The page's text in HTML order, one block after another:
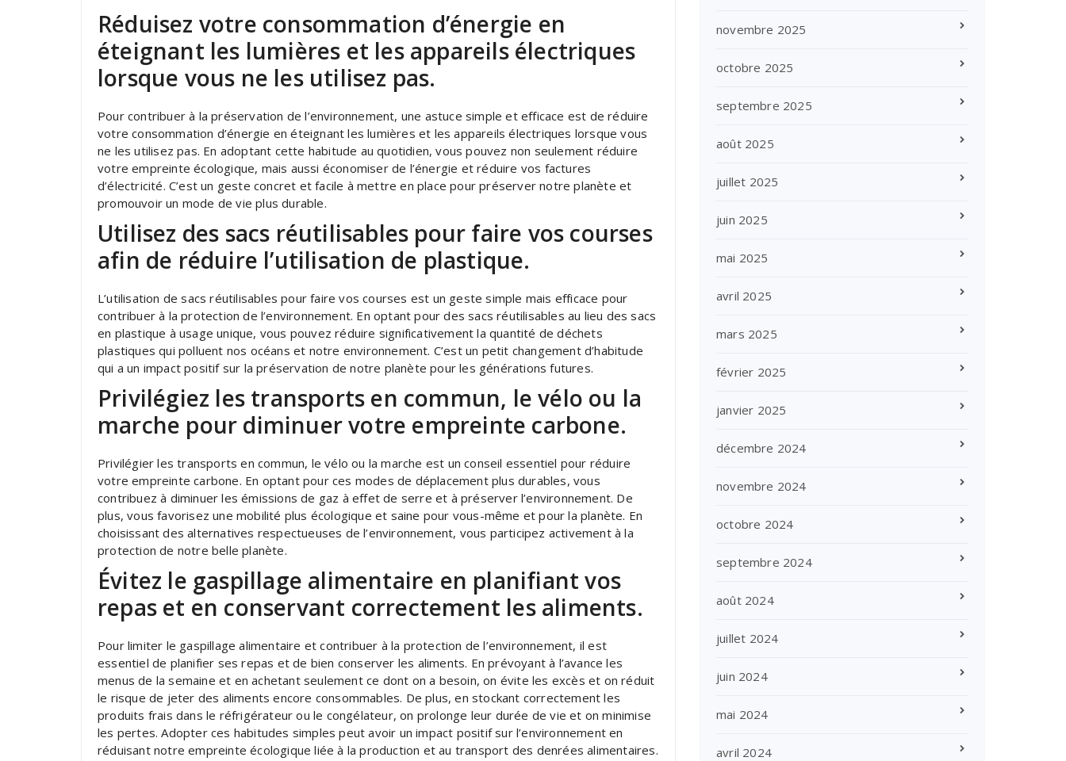
Réduisez votre consommation d’énergie en
éteignant les lumières et les appareils électriques
lorsque vous ne les utilisez pas.
Pour contribuer à la préservation de l’environnement, une astuce simple et efficace est de réduire
votre consommation d’énergie en éteignant les lumières et les appareils électriques lorsque vous
ne les utilisez pas. En adoptant cette habitude au quotidien, vous pouvez non seulement réduire
votre empreinte écologique, mais aussi économiser de l’énergie et réduire vos factures
d’électricité. C’est un geste concret et facile à mettre en place pour préserver notre planète et
promouvoir un mode de vie plus durable.
Utilisez des sacs réutilisables pour faire vos courses
afin de réduire l’utilisation de plastique.
L’utilisation de sacs réutilisables pour faire vos courses est un geste simple mais efficace pour
contribuer à la protection de l’environnement. En optant pour des sacs réutilisables au lieu des sacs
en plastique à usage unique, vous pouvez réduire significativement la quantité de déchets
plastiques qui polluent nos océans et notre environnement. C’est un petit changement d’habitude
qui a un impact positif sur la préservation de notre planète pour les générations futures.
Privilégiez les transports en commun, le vélo ou la
marche pour diminuer votre empreinte carbone.
Privilégier les transports en commun, le vélo ou la marche est un conseil essentiel pour réduire
votre empreinte carbone. En optant pour ces modes de déplacement plus durables, vous
contribuez à diminuer les émissions de gaz à effet de serre et à préserver l’environnement. De
plus, vous favorisez une mobilité plus écologique et saine pour vous-même et pour la planète. En
choisissant des alternatives respectueuses de l’environnement, vous participez activement à la
protection de notre belle planète.
Évitez le gaspillage alimentaire en planifiant vos
repas et en conservant correctement les aliments.
Pour limiter le gaspillage alimentaire et contribuer à la protection de l’environnement, il est
essentiel de planifier ses repas et de bien conserver les aliments. En prévoyant à l’avance les
menus de la semaine et en achetant seulement ce dont on a besoin, on évite les excès et on réduit
le risque de jeter des aliments encore consommables. De plus, en stockant correctement les
produits frais dans le réfrigérateur ou le congélateur, on prolonge leur durée de vie et on minimise
les pertes. Adopter ces habitudes simples peut avoir un impact positif sur l’environnement en
réduisant notre empreinte écologique liée à la production et au transport des denrées alimentaires.
novembre 2025
octobre 2025
septembre 2025
août 2025
juillet 2025
juin 2025
mai 2025
avril 2025
mars 2025
février 2025
janvier 2025
décembre 2024
novembre 2024
octobre 2024
septembre 2024
août 2024
juillet 2024
juin 2024
mai 2024
avril 2024